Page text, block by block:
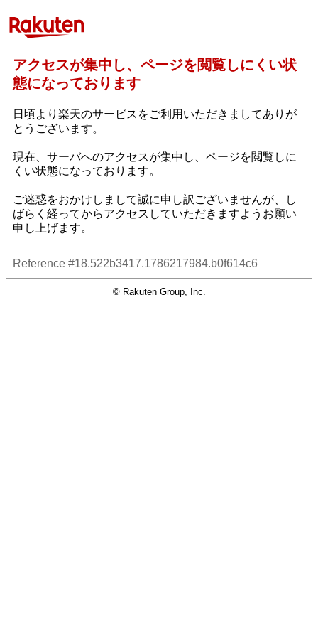
アクセスが集中し、ページを閲覧しにくい状
態になっております
日頃より楽天のサービスをご利用いただきましてありが
とうございます。
現在、サーバへのアクセスが集中し、ページを閲覧しに
くい状態になっております。
ご迷惑をおかけしまして誠に申し訳ございませんが、し
ばらく経ってからアクセスしていただきますようお願い
申し上げます。
Reference #18.522b3417.1786217984.b0f614c6
© Rakuten Group, Inc.